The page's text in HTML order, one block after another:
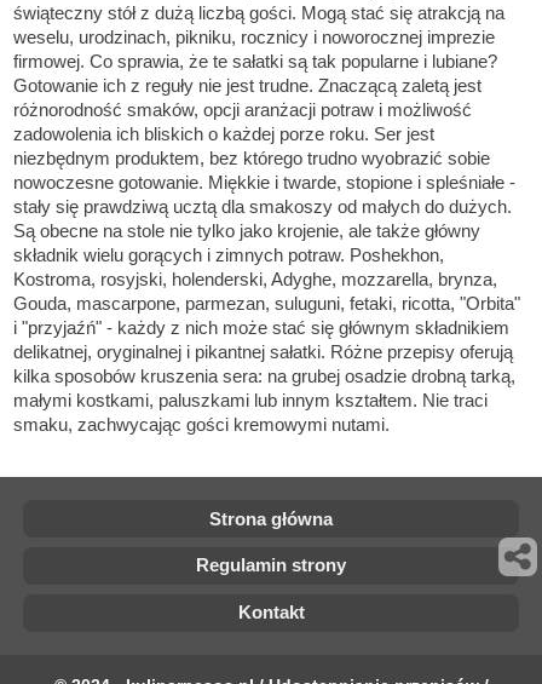
świąteczny stół z dużą liczbą gości. Mogą stać się atrakcją na
weselu, urodzinach, pikniku, rocznicy i noworocznej imprezie
firmowej. Co sprawia, że te sałatki są tak popularne i lubiane?
Gotowanie ich z reguły nie jest trudne. Znaczącą zaletą jest
różnorodność smaków, opcji aranżacji potraw i możliwość
zadowolenia ich bliskich o każdej porze roku. Ser jest
niezbędnym produktem, bez którego trudno wyobrazić sobie
nowoczesne gotowanie. Miękkie i twarde, stopione i spleśniałe -
stały się prawdziwą ucztą dla smakoszy od małych do dużych.
Są obecne na stole nie tylko jako krojenie, ale także główny
składnik wielu gorących i zimnych potraw. Poshekhon,
Kostroma, rosyjski, holenderski, Adyghe, mozzarella, brynza,
Gouda, mascarpone, parmezan, suluguni, fetaki, ricotta, "Orbita"
i "przyjaźń" - każdy z nich może stać się głównym składnikiem
delikatnej, oryginalnej i pikantnej sałatki. Różne przepisy oferują
kilka sposobów kruszenia sera: na grubej osadzie drobną tarką,
małymi kostkami, paluszkami lub innym kształtem. Nie traci
smaku, zachwycając gości kremowymi nutami.
Strona główna
Regulamin strony
Kontakt